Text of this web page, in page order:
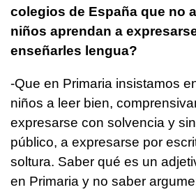
colegios de España que no
niños aprendan a
enseñarles lengua?
-Que en Primaria insistamos
niños a leer bien,
expresarse con solvencia y
público, a expresarse por
soltura. Saber qué es un
en Primaria y no saber